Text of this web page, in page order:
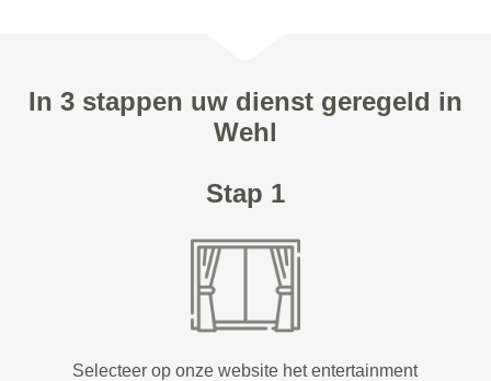
In 3 stappen uw dienst geregeld in
Wehl
Stap 1
Selecteer op onze website het entertainment